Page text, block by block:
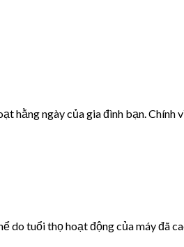
hằng ngày của gia đình bạn. Chính
tuổi thọ hoạt động của máy đã